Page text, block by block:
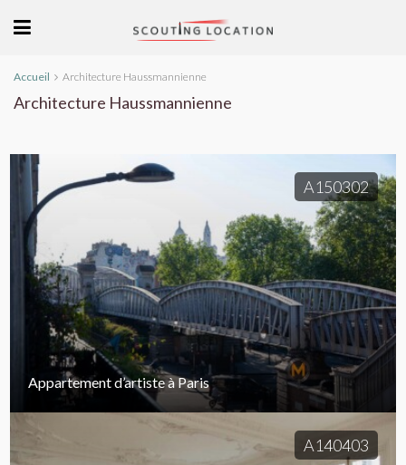
Accueil Architecture Haussmannienne
Architecture Haussmannienne
A150302
Appartement d’artiste à Paris
A140403